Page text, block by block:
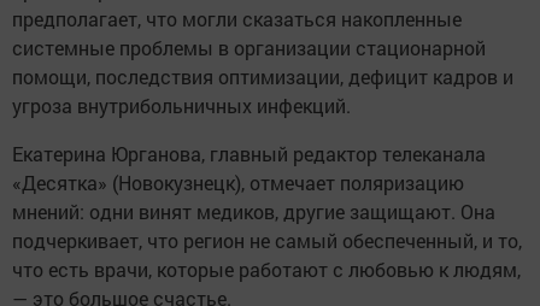
предполагает, что могли сказаться накопленные
системные проблемы в организации стационарной
помощи, последствия оптимизации, дефицит кадров и
угроза внутрибольничных инфекций.
Екатерина Юрганова, главный редактор телеканала
«Десятка» (Новокузнецк), отмечает поляризацию
мнений: одни винят медиков, другие защищают. Она
подчеркивает, что регион не самый обеспеченный, и то,
что есть врачи, которые работают с любовью к людям,
— это большое счастье.